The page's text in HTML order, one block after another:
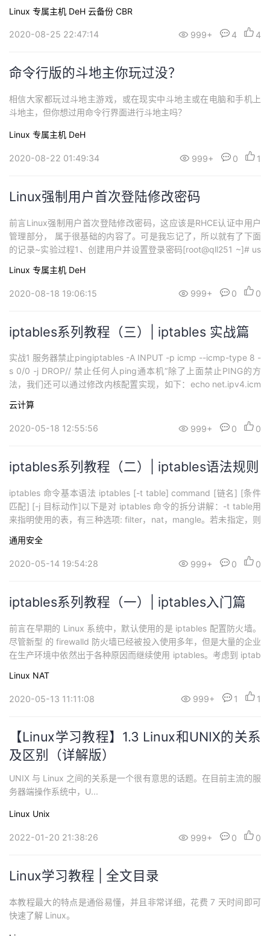
Linux 专属主机 DeH 云备份 CBR
2020-08-25 22:47:14 999+ 4 4
命令行版的斗地主你玩过没？
相信大家都玩过斗地主游戏，或在现实中斗地主或在电脑和手机上
斗地主，但你想过用命令行界面进行斗地主吗？
Linux 专属主机 DeH
2020-08-22 01:49:34 999+ 0 1
Linux强制用户首次登陆修改密码
前言Linux强制用户首次登陆修改密码，这应该是RHCE认证中用户
管理部分， 属于很基础的内容了。可是我忘记了，所以就有了下面
的记录~实验过程1、创建用户并设置登录密码[root@qll251 ~]# us
user01Changing password for user u...
Linux 专属主机 DeH
2020-08-18 19:06:15 999+ 0 0
iptables系列教程（三）| iptables 实战篇
实战1 服务器禁止pingiptables -A INPUT -p icmp --icmp-type 8 -
s 0/0 -j DROP// 禁止任何人ping通本机“除了上面禁止PING的方
法，我们还可以通过修改内核配置实现，如下：echo net.ipv4.icm
G，则将 `...
云计算
2020-05-18 12:55:56 999+ 0 0
iptables系列教程（二）| iptables语法规则
iptables 命令基本语法 iptables [-t table] command [链名] [条件
匹配] [-j 目标动作]以下是对 iptables 命令的拆分讲解：-t table用
来指明使用的表，有三种选项: filter，nat，mangle。若未指定，则
做什么样的操作，以下是command常用参...
通用安全
2020-05-14 19:54:28 999+ 0 0
iptables系列教程（一）| iptables入门篇
前言在早期的 Linux 系统中，默认使用的是 iptables 配置防火墙。
尽管新型 的 firewalld 防火墙已经被投入使用多年，但是大量的企业
在生产环境中依然出于各种原因而继续使用 iptables。考虑到 iptab
好地讲解一下这项技术。iptables 简介1、什么是iptables？iptable
s 是 Linu...
Linux NAT
2020-05-13 11:11:08 999+ 1 1
【Linux学习教程】1.3 Linux和UNIX的关系
及区别（详解版）
UNIX 与 Linux 之间的关系是一个很有意思的话题。在目前主流的服
务器端操作系统中，U...
Linux Unix
2022-01-20 21:38:26 999+ 0 0
Linux学习教程 | 全文目录
本教程最大的特点是通俗易懂，并且非常详细，花费 7 天时间即可
快速了解 Linux。